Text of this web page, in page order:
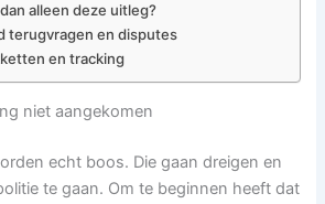
alleen deze uitleg?
terugvragen en disputes
en tracking
niet aangekomen
echt boos. Die gaan dreigen en
te gaan. Om te beginnen heeft dat